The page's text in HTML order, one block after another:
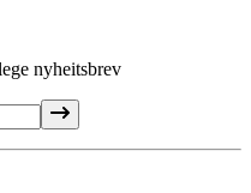
nyheitsbrev